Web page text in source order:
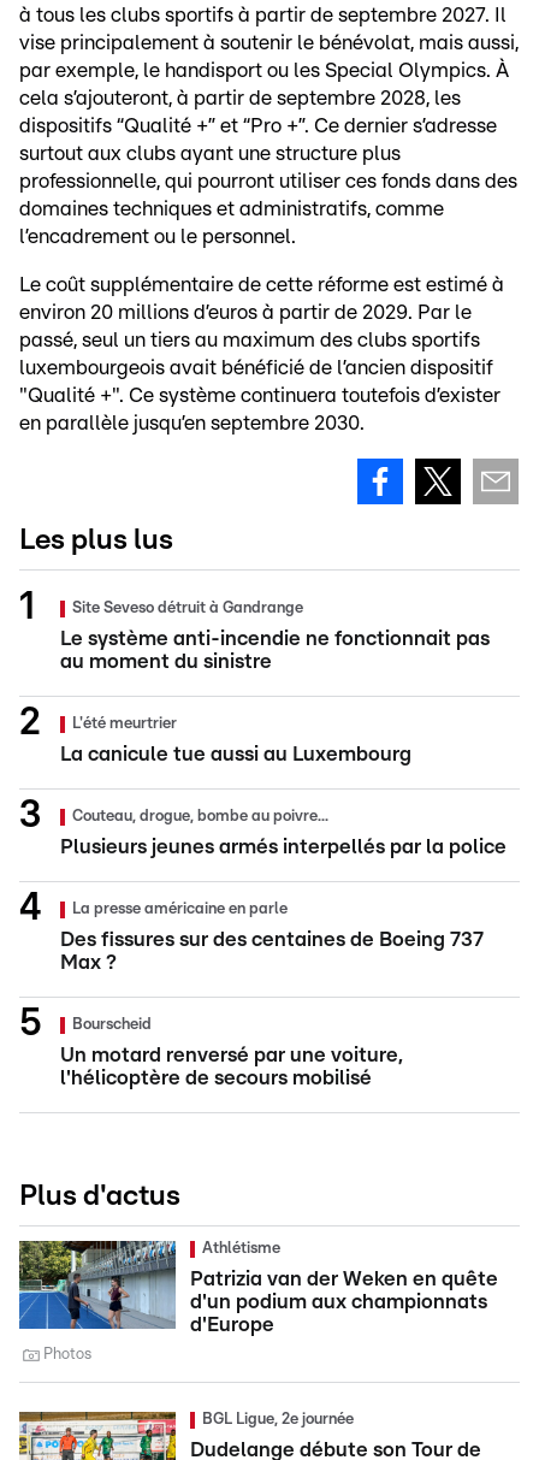
à tous les clubs sportifs à partir de septembre 2027. Il
vise principalement à soutenir le bénévolat, mais aussi,
par exemple, le handisport ou les Special Olympics. À
cela s’ajouteront, à partir de septembre 2028, les
dispositifs “Qualité +” et “Pro +”. Ce dernier s’adresse
surtout aux clubs ayant une structure plus
professionnelle, qui pourront utiliser ces fonds dans des
domaines techniques et administratifs, comme
l’encadrement ou le personnel.
Le coût supplémentaire de cette réforme est estimé à
environ 20 millions d’euros à partir de 2029. Par le
passé, seul un tiers au maximum des clubs sportifs
luxembourgeois avait bénéficié de l’ancien dispositif
"Qualité +". Ce système continuera toutefois d’exister
en parallèle jusqu’en septembre 2030.
Les plus lus
Site Seveso détruit à Gandrange
Le système anti-incendie ne fonctionnait pas
au moment du sinistre
L'été meurtrier
La canicule tue aussi au Luxembourg
Couteau, drogue, bombe au poivre...
Plusieurs jeunes armés interpellés par la police
La presse américaine en parle
Des fissures sur des centaines de Boeing 737
Max ?
Bourscheid
Un motard renversé par une voiture,
l'hélicoptère de secours mobilisé
Plus d'actus
Athlétisme
Patrizia van der Weken en quête
d'un podium aux championnats
d'Europe
Photos
BGL Ligue, 2e journée
Dudelange débute son Tour de